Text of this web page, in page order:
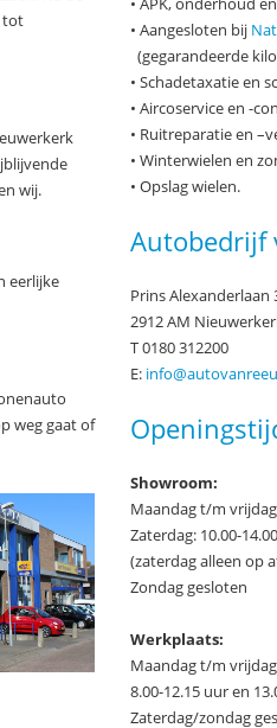
tot
wij.
eerlijke
weg gaat of
• Aangesloten bij
(gegarandeerde
• Schadetaxatie en
• Aircoservice en -
• Ruitreparatie en
• Winterwielen en
• Opslag wielen.
Autobedrijf
Prins Alexanderlaan
2912 AM
T 0180 312200
E:
Showroom:
Maandag t/m
Zaterdag: 10.00-
(zaterdag alleen op
Zondag gesloten
Werkplaats:
Maandag t/m
8.00-12.15 uur en
Zaterdag/zondag